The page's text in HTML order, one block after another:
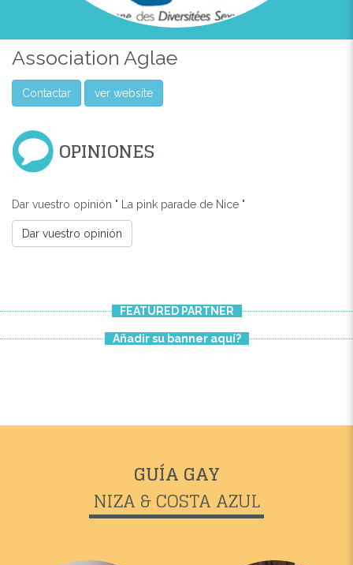
Association Aglae
Contactar ver website
OPINIONES
Dar vuestro opinión " La pink parade de Nice "
Dar vuestro opinión
FEATURED PARTNER
Añadir su banner aquí?
GUÍA GAY
NIZA & COSTA AZUL